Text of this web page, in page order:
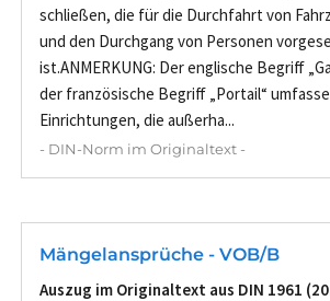
schließen, die für die Durchfahrt von
und den Durchgang von Personen
ist.ANMERKUNG: Der englische Begriff
der französische Begriff „Portail“
Einrichtungen, die außerha...
- DIN-Norm im Originaltext -
Mängelansprüche - VOB/B
Auszug im Originaltext aus DIN 1961